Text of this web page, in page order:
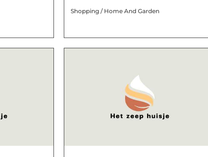
Shopping / Home And Garden